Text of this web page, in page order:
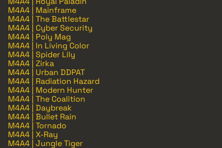
M4A4 | Mainframe
M4A4 | The Battlestar
M4A4 | Cyber Security
M4A4 | Poly Mag
M4A4 | In Living Color
M4A4 | Spider Lily
M4A4 | Zirka
M4A4 | Urban DDPAT
M4A4 | Radiation Hazard
M4A4 | Modern Hunter
M4A4 | The Coalition
M4A4 | Daybreak
M4A4 | Bullet Rain
M4A4 | Tornado
M4A4 | X-Ray
M4A4 | Jungle Tiger